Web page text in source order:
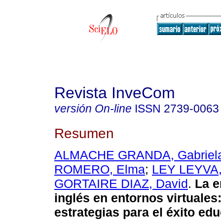
Revista InveCom
versión On-line ISSN 2739-0063
Resumen
ALMACHE GRANDA,
ROMERO, Elma; LEY
GORTAIRE DIAZ, David. La
inglés en entornos
estrategias para el éxito